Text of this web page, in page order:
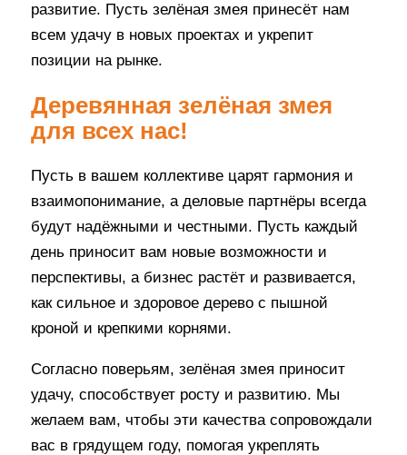
развитие. Пусть зелёная змея принесёт нам
всем удачу в новых проектах и укрепит
позиции на рынке.
Деревянная зелёная змея
для всех нас!
Пусть в вашем коллективе царят гармония и
взаимопонимание, а деловые партнёры всегда
будут надёжными и честными. Пусть каждый
день приносит вам новые возможности и
перспективы, а бизнес растёт и развивается,
как сильное и здоровое дерево с пышной
кроной и крепкими корнями.
Согласно поверьям, зелёная змея приносит
удачу, способствует росту и развитию. Мы
желаем вам, чтобы эти качества сопровождали
вас в грядущем году, помогая укреплять